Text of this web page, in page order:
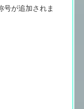
号が追加されま